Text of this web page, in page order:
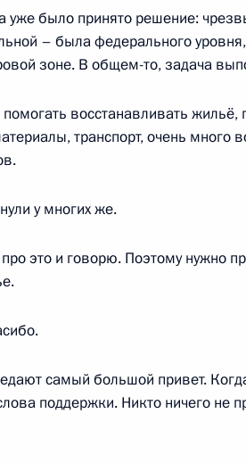
касающийся формирования
13:15
памятная дата: 30
Федерацией
года, 16:05
области
18:00
уже было принято решение:
– была федерального
зоне. В общем-то, задача
восстанавливать
транспорт, очень много
у многих же.
это и говорю. Поэтому нужно
самый большой привет.
поддержки. Никто ничего не